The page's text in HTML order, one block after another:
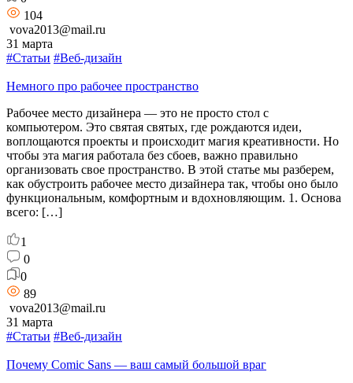
104
vova2013@mail.ru
31 марта
#Статьи #Веб-дизайн
Немного про рабочее пространство
Рабочее место дизайнера — это не просто стол с
компьютером. Это святая святых, где рождаются идеи,
воплощаются проекты и происходит магия креативности. Но
чтобы эта магия работала без сбоев, важно правильно
организовать свое пространство. В этой статье мы разберем,
как обустроить рабочее место дизайнера так, чтобы оно было
функциональным, комфортным и вдохновляющим. 1. Основа
всего: […]
1
0
0
89
vova2013@mail.ru
31 марта
#Статьи #Веб-дизайн
Почему Comic Sans — ваш самый большой враг